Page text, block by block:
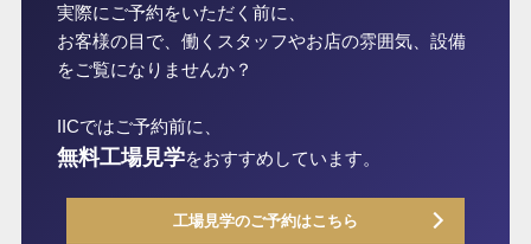
実際にご予約をいただく前に、
お客様の目で、働くスタッフやお店の雰囲気、設備
をご覧になりませんか？
IICではご予約前に、
無料工場見学をおすすめしています。
工場見学のご予約はこちら